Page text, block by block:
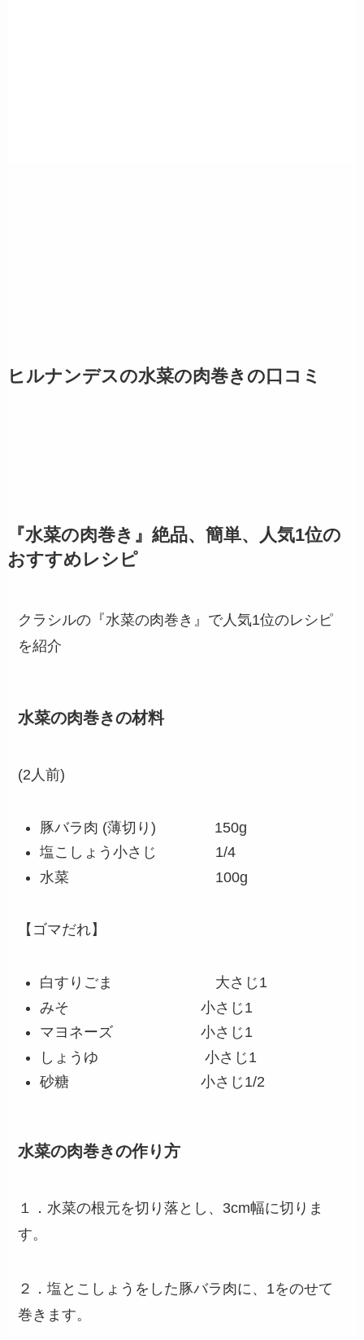
ヒルナンデスの水菜の肉巻きの口コミ
『水菜の肉巻き』絶品、簡単、人気1位の
おすすめレシピ
クラシルの『水菜の肉巻き』で人気1位のレシピ
を紹介
水菜の肉巻きの材料
(2人前)
豚バラ肉 (薄切り) 150g
塩こしょう小さじ 1/4
水菜 100g
【ゴマだれ】
白すりごま 大さじ1
みそ 小さじ1
マヨネーズ 小さじ1
しょうゆ 小さじ1
砂糖 小さじ1/2
水菜の肉巻きの作り方
１．水菜の根元を切り落とし、3cm幅に切りま
す。
２．塩とこしょうをした豚バラ肉に、1をのせて
巻きます。